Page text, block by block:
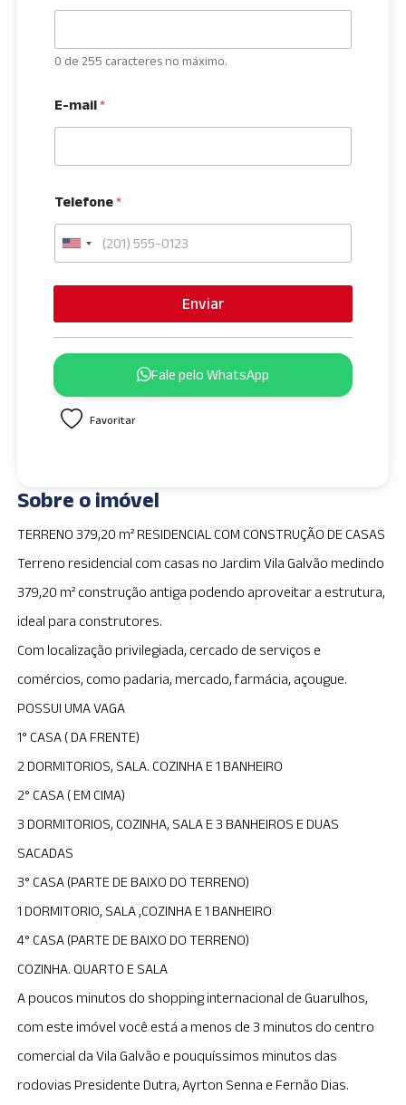
0 de 255 caracteres no máximo.
E-mail*
Telefone*
U
e
d
t
a
+
1
Enviar
Fale pelo WhatsApp
Favoritar
Sobre o imóvel
TERRENO 379,20 m² RESIDENCIAL COM CONSTRUÇÃO DE CASAS
Terreno residencial com casas no Jardim Vila Galvão medindo
379,20 m² construção antiga podendo aproveitar a estrutura,
ideal para construtores.
Com localização privilegiada, cercado de serviços e
comércios, como padaria, mercado, farmácia, açougue.
POSSUI UMA VAGA
1° CASA ( DA FRENTE)
2 DORMITORIOS, SALA. COZINHA E 1 BANHEIRO
2° CASA ( EM CIMA)
3 DORMITORIOS, COZINHA, SALA E 3 BANHEIROS E DUAS
SACADAS
3° CASA (PARTE DE BAIXO DO TERRENO)
1 DORMITORIO, SALA ,COZINHA E 1 BANHEIRO
4° CASA (PARTE DE BAIXO DO TERRENO)
COZINHA. QUARTO E SALA
A poucos minutos do shopping internacional de Guarulhos,
com este imóvel você está a menos de 3 minutos do centro
comercial da Vila Galvão e pouquíssimos minutos das
rodovias Presidente Dutra, Ayrton Senna e Fernão Dias.